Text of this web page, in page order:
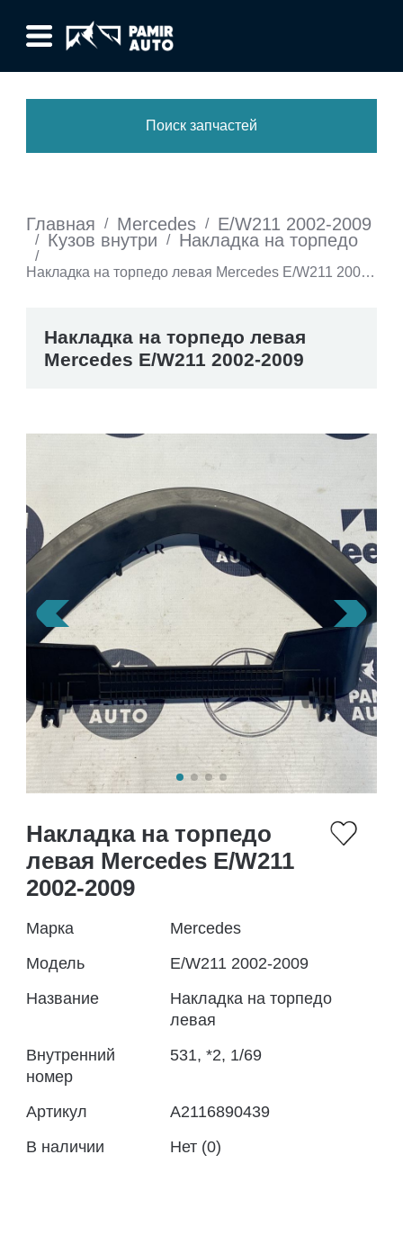
Поиск запчастей
Главная / Mercedes / E/W211 2002-2009
/ Кузов внутри / Накладка на торпедо
/
Накладка на торпедо левая Mercedes E/W211 2002-
Накладка на торпедо левая
Mercedes E/W211 2002-2009
Накладка на торпедо
левая Mercedes E/W211
2002-2009
Марка
Mercedes
Модель
E/W211 2002-2009
Название
Накладка на торпедо
левая
Внутренний
номер
531, *2, 1/69
Артикул
A2116890439
В наличии
Нет (0)